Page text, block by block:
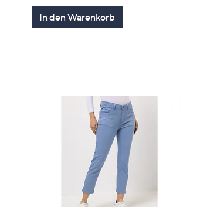
von
5
Bewertungen
In den Warenkorb